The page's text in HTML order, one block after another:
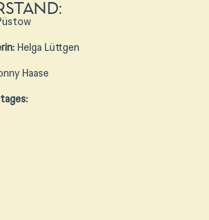
Helga Lüttgen
Haase